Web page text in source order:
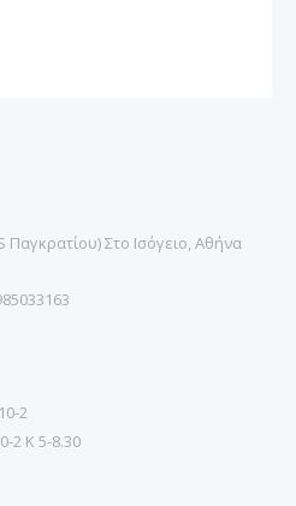
Παγκρατίου) Στο Ισόγειο, Αθήνα
2
2 Κ 5-8.30